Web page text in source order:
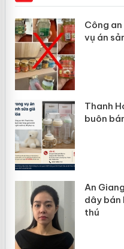
an Thanh Hóa tìm bị hại
sản xuất, buôn bán yến
Hóa: Tìm bị hại trong vụ
bán bình sữa Moyuum giả
Đối tượng chủ mưu
hàng giả tại Phú Quốc